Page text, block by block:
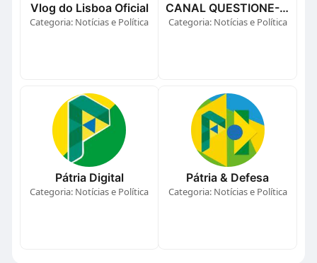
Vlog do Lisboa Oficial
Categoria: Notícias e Política
CANAL QUESTIONE-SE
Categoria: Notícias e Política
Pátria Digital
Categoria: Notícias e Política
Pátria & Defesa
Categoria: Notícias e Política